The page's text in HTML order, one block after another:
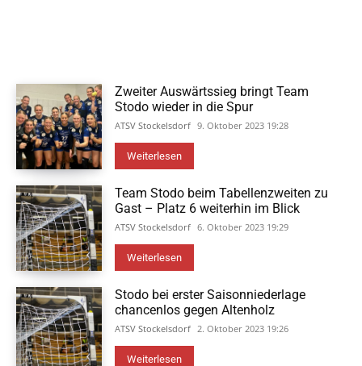
Zweiter Auswärtssieg bringt Team
Stodo wieder in die Spur
ATSV Stockelsdorf 9. Oktober 2023 19:28
Weiterlesen
Team Stodo beim Tabellenzweiten zu
Gast – Platz 6 weiterhin im Blick
ATSV Stockelsdorf 6. Oktober 2023 19:29
Weiterlesen
Stodo bei erster Saisonniederlage
chancenlos gegen Altenholz
ATSV Stockelsdorf 2. Oktober 2023 19:26
Weiterlesen